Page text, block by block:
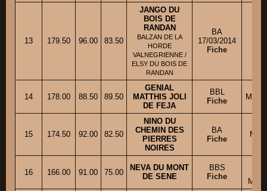
13 179.50 96.00 83.50
JANGO DU
BOIS DE
RANDAN
BALZAN DE LA
HORDE
VALNEGRIENNE /
ELSY DU BOIS DE
RANDAN
BA
17/03/2014
Fiche
14 178.00 88.50 89.50
GENIAL
MATTHIS JOLI
DE FEJA
BBL
Fiche
Mme
15 174.50 92.00 82.50
NINO DU
CHEMIN DES
PIERRES
NOIRES
BA
Fiche
M.
16 166.00 91.00 75.00
NEVA DU MONT
DE SENE
BBS
Fiche